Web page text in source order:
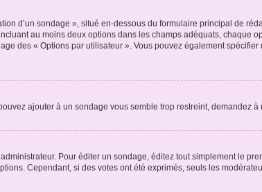
d’un sondage », situé en-dessous du formulaire principal de
au moins deux options dans les champs adéquats, chaque
des « Options par utilisateur ». Vous pouvez également
ajouter à un sondage vous semble trop restreint, demandez
Pour éditer un sondage, éditez tout simplement le
Cependant, si des votes ont été exprimés, seuls les